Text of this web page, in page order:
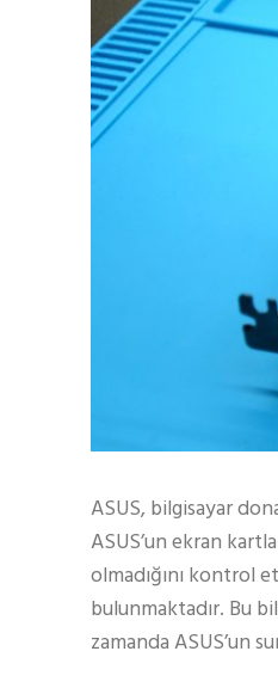
ASUS, bilgisayar
ASUS’un ekran
olmadığını kontrol
bulunmaktadır. Bu
zamanda ASUS’un